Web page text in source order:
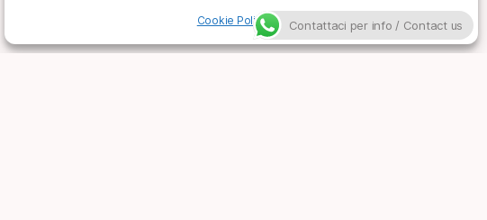
Cookie Policy Contattaci per info / Contact us